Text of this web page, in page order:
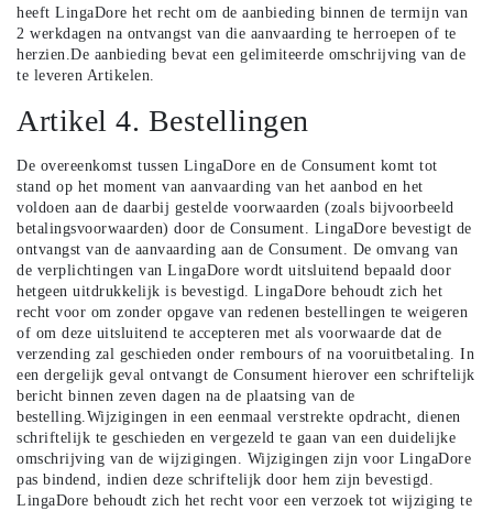
heeft LingaDore het recht om de aanbieding binnen de termijn van
2 werkdagen na ontvangst van die aanvaarding te herroepen of te
herzien.De aanbieding bevat een gelimiteerde omschrijving van de
te leveren Artikelen.
Artikel 4. Bestellingen
De overeenkomst tussen LingaDore en de Consument komt tot
stand op het moment van aanvaarding van het aanbod en het
voldoen aan de daarbij gestelde voorwaarden (zoals bijvoorbeeld
betalingsvoorwaarden) door de Consument. LingaDore bevestigt de
ontvangst van de aanvaarding aan de Consument. De omvang van
de verplichtingen van LingaDore wordt uitsluitend bepaald door
hetgeen uitdrukkelijk is bevestigd. LingaDore behoudt zich het
recht voor om zonder opgave van redenen bestellingen te weigeren
of om deze uitsluitend te accepteren met als voorwaarde dat de
verzending zal geschieden onder rembours of na vooruitbetaling. In
een dergelijk geval ontvangt de Consument hierover een schriftelijk
bericht binnen zeven dagen na de plaatsing van de
bestelling.Wijzigingen in een eenmaal verstrekte opdracht, dienen
schriftelijk te geschieden en vergezeld te gaan van een duidelijke
omschrijving van de wijzigingen. Wijzigingen zijn voor LingaDore
pas bindend, indien deze schriftelijk door hem zijn bevestigd.
LingaDore behoudt zich het recht voor een verzoek tot wijziging te